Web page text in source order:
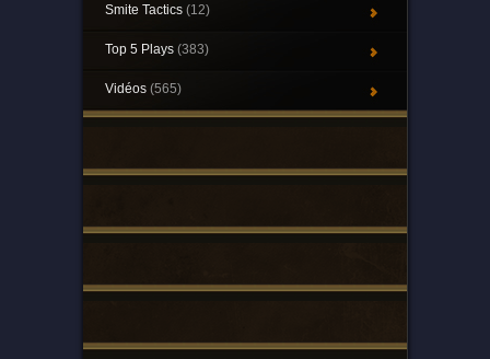
Smite Tactics (12)
Top 5 Plays (383)
Vidéos (565)